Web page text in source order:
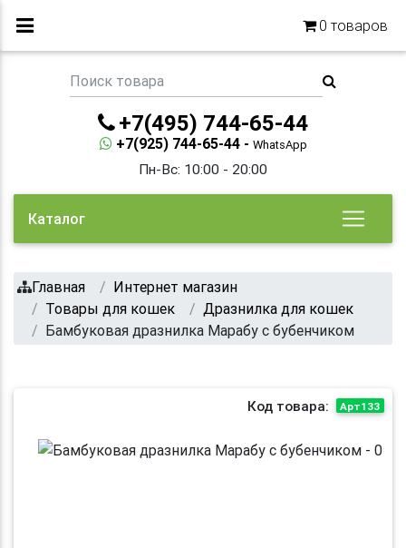
0 товаров
+7(495) 744-65-44
+7(925) 744-65-44 - WhatsApp
Пн-Вс: 10:00 - 20:00
Каталог
Главная
Интернет магазин
Товары для кошек
Дразнилка для кошек
Бамбуковая дразнилка Марабу с бубенчиком
Код товара: Арт133